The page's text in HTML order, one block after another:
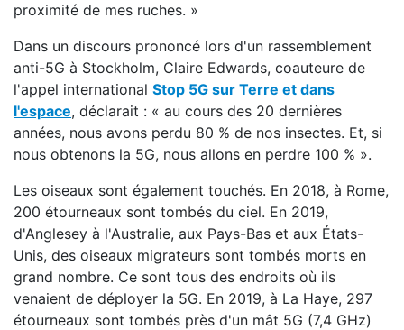
proximité de mes ruches. »
Dans un discours prononcé lors d'un rassemblement
anti-5G à Stockholm, Claire Edwards, coauteure de
l'appel international Stop 5G sur Terre et dans
l'espace, déclarait : « au cours des 20 dernières
années, nous avons perdu 80 % de nos insectes. Et, si
nous obtenons la 5G, nous allons en perdre 100 % ».
Les oiseaux sont également touchés. En 2018, à Rome,
200 étourneaux sont tombés du ciel. En 2019,
d'Anglesey à l'Australie, aux Pays-Bas et aux États-
Unis, des oiseaux migrateurs sont tombés morts en
grand nombre. Ce sont tous des endroits où ils
venaient de déployer la 5G. En 2019, à La Haye, 297
étourneaux sont tombés près d'un mât 5G (7,4 GHz)